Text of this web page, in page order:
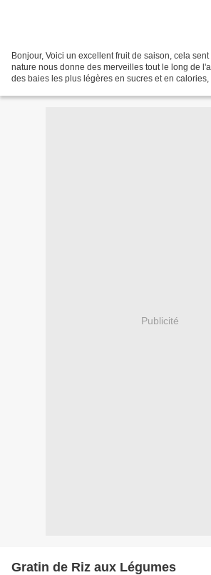
Bonjour, Voici un excellent fruit de saison, cela
nature nous donne des merveilles tout le long de
des baies les plus légères en sucres et en calories,
Publicité
Gratin de Riz aux Légumes